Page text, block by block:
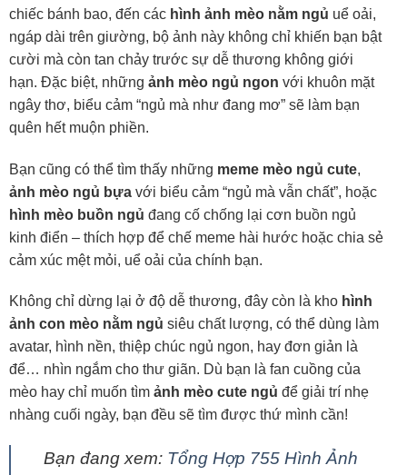
chiếc bánh bao, đến các hình ảnh mèo nằm ngủ uể oải,
ngáp dài trên giường, bộ ảnh này không chỉ khiến bạn bật
cười mà còn tan chảy trước sự dễ thương không giới
hạn. Đặc biệt, những ảnh mèo ngủ ngon với khuôn mặt
ngây thơ, biểu cảm “ngủ mà như đang mơ” sẽ làm bạn
quên hết muộn phiền.
Bạn cũng có thể tìm thấy những meme mèo ngủ cute,
ảnh mèo ngủ bựa với biểu cảm “ngủ mà vẫn chất”, hoặc
hình mèo buồn ngủ đang cố chống lại cơn buồn ngủ
kinh điển – thích hợp để chế meme hài hước hoặc chia sẻ
cảm xúc mệt mỏi, uể oải của chính bạn.
Không chỉ dừng lại ở độ dễ thương, đây còn là kho hình
ảnh con mèo nằm ngủ siêu chất lượng, có thể dùng làm
avatar, hình nền, thiệp chúc ngủ ngon, hay đơn giản là
để… nhìn ngắm cho thư giãn. Dù bạn là fan cuồng của
mèo hay chỉ muốn tìm ảnh mèo cute ngủ để giải trí nhẹ
nhàng cuối ngày, bạn đều sẽ tìm được thứ mình cần!
Bạn đang xem: Tổng Hợp 755 Hình Ảnh